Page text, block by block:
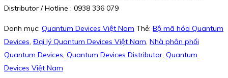
Distributor / Hotline : 0938 336 079
Danh mục: Quantum Devices Việt Nam Thẻ: Bộ mã hóa Quantum
Devices, Đại lý Quantum Devices Việt Nam, Nhà phân phối
Quantum Devices, Quantum Devices Distributor, Quantum
Devices Việt Nam